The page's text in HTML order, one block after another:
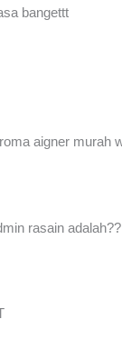
bangettt
rasain adalah??